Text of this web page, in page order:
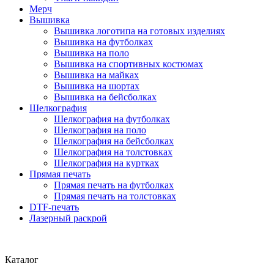
Мерч
Вышивка
Вышивка логотипа на готовых изделиях
Вышивка на футболках
Вышивка на поло
Вышивка на спортивных костюмах
Вышивка на майках
Вышивка на шортах
Вышивка на бейсболках
Шелкография
Шелкография на футболках
Шелкография на поло
Шелкография на бейсболках
Шелкография на толстовках
Шелкография на куртках
Прямая печать
Прямая печать на футболках
Прямая печать на толстовках
DTF-печать
Лазерный раскрой
Каталог